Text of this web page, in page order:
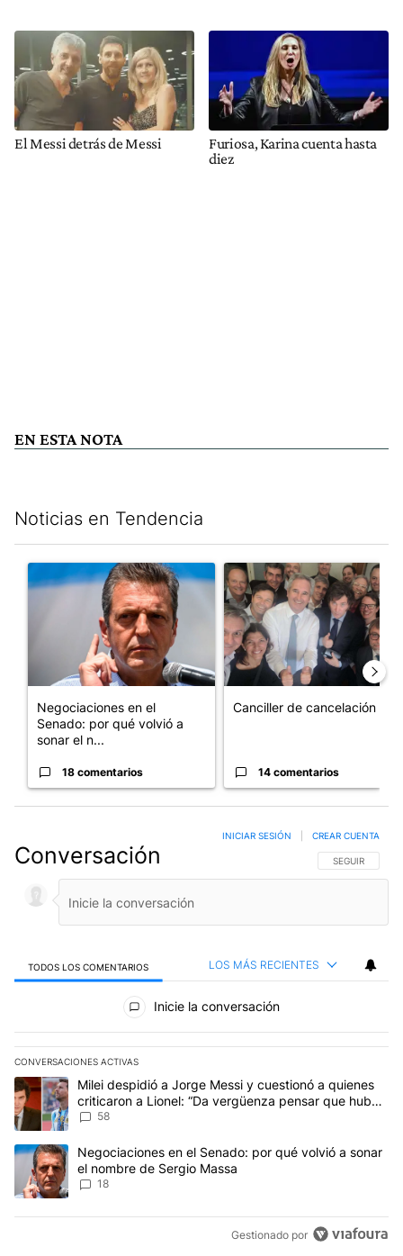
El Messi detrás de Messi
Furiosa, Karina cuenta hasta
diez
EN ESTA NOTA
Noticias en Tendencia
Un artículo de tendencia con el título "Negociaciones en el
Negociaciones en el
Senado: por qué volvió a
sonar el n...
18 comentarios
Un artículo de tendencia con
Canciller de cancelación
14 comentarios
Conversación SIGA ESTA
SEGUIR
INICIAR SESIÓN CREAR CUENTA
TODOS LOS COMENTARIOS LOS MÁS RECIENTES
Todos los comentarios
Inicie la conversación
CONVERSACIONES ACTIVAS
Este listado muestra los artículos con más comentarios en los
Un artículo de tendencia con el título "Milei despidió a Jorge
Milei despidió a Jorge Messi y cuestionó a quienes
criticaron a Lionel: “Da vergüenza pensar que hubo
anti-Messi”
58
Un artículo de tendencia con el título "Negociaciones en el
Negociaciones en el Senado: por qué volvió a sonar
el nombre de Sergio Massa
18
Gestionado por